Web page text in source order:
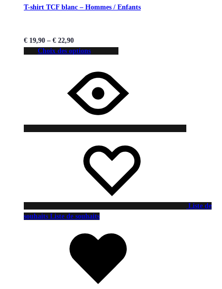
T-shirt TCF blanc – Hommes / Enfants
€ 19,90 – € 22,90
Choix des options
Liste de
souhaits Liste de souhaits